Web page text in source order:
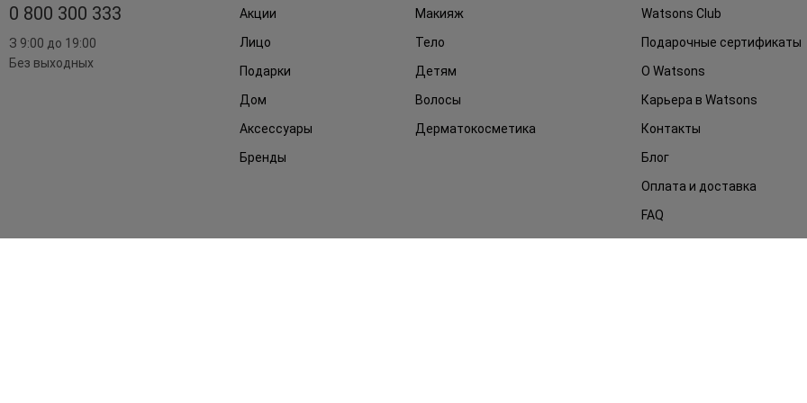
0 800 300 333
З 9:00 до 19:00
Без выходных
Акции
Макияж
Лицо
Тело
Подарки
Детям
Дом
Волосы
Аксессуары
Дерматокосметика
Бренды
Watsons Club
Подарочные сертификаты
О Watsons
Карьера в Watsons
Контакты
Блог
Оплата и доставка
FAQ